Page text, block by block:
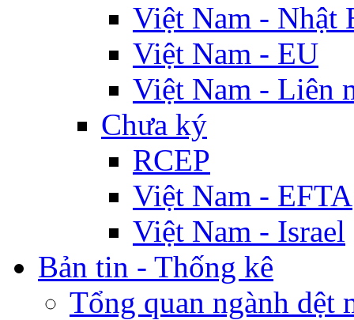
Việt Nam - Nhật
Việt Nam - EU
Việt Nam - Liên
Chưa ký
RCEP
Việt Nam - EFTA
Việt Nam - Israel
Bản tin - Thống kê
Tổng quan ngành dệt